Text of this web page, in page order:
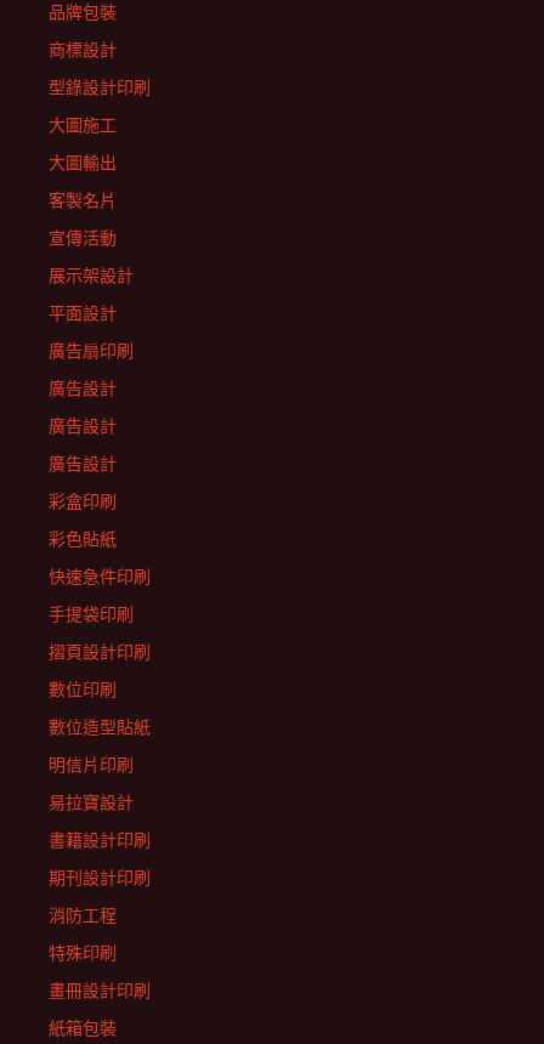
品牌包裝
商標設計
型錄設計印刷
大圖施工
大圖輸出
客製名片
宣傳活動
展示架設計
平面設計
廣告扇印刷
廣告設計
廣告設計
廣告設計
彩盒印刷
彩色貼紙
快速急件印刷
手提袋印刷
摺頁設計印刷
數位印刷
數位造型貼紙
明信片印刷
易拉寶設計
書籍設計印刷
期刊設計印刷
消防工程
特殊印刷
畫冊設計印刷
紙箱包裝